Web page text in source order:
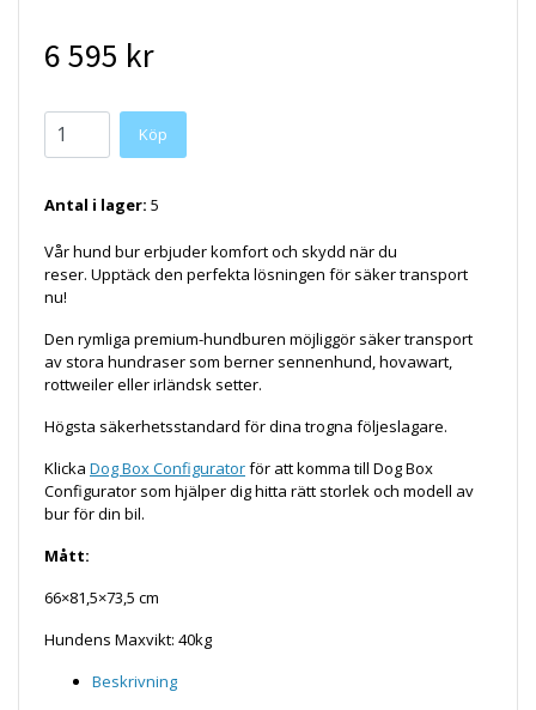
6 595 kr
Köp
Antal i lager: 5
Vårhund burerbjuder komfort och skydd när du
reser. Upptäck den perfekta lösningen för säkertransport
nu!
Den rymliga premium-hundburen möjliggör säkertransport
av stora hundraser som berner sennenhund,hovawart,
rottweiler ellerirländsk setter.
Högsta säkerhetsstandard för dina trogna följeslagare.
Klicka Dog Box Configuratorför att komma till Dog Box
Configurator som hjälper dig hitta rätt storlek och modell av
bur för din bil.
Mått:
66×81,5×73,5 cm
Hundens Maxvikt: 40kg
Beskrivning